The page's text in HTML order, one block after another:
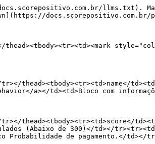
llms.txt).
thead><tbody><tr><td>name</
a></td><td>Bloco com
tr></thead><tbody><tr><td>score</
(Abaixo de 300)</td></
de pagamento.</td></